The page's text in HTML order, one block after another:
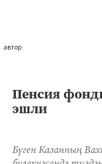
автор
Пенсия
эшли
Бүген Казанның